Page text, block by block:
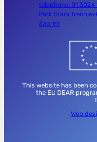
telephone: 01 3024
Park Stara
Zagreb
This website has been
the EU DEAR
Web